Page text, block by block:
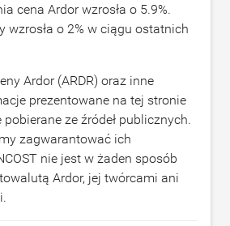
cena Ardor wzrosła o 5.9%.
wzrosła o 2% w ciągu ostatnich
Ardor (ARDR) oraz inne
prezentowane na tej stronie
ze źródeł publicznych.
zagwarantować ich
nie jest w żaden sposób
Ardor, jej twórcami ani